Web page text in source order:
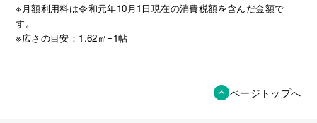
※月額利用料は令和元年10月1日現在の消費税額を含んだ金額で
す。
※広さの目安：1.62㎡=1帖
ページトップへ